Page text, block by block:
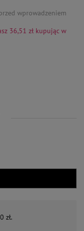
wprowadzeniem
36,51 zł kupując w
zł.